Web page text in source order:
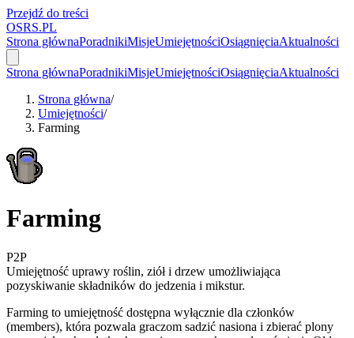
Przejdź do treści
OSRS.PL
Strona głównaPoradnikiMisjeUmiejętnościOsiągnięciaAktualności
Strona głównaPoradnikiMisjeUmiejętnościOsiągnięciaAktualności
Strona główna/
Umiejętności/
Farming
Farming
P2P
Umiejętność uprawy roślin, ziół i drzew umożliwiająca
pozyskiwanie składników do jedzenia i mikstur.
Farming to umiejętność dostępna wyłącznie dla członków
(members), która pozwala graczom sadzić nasiona i zbierać plony